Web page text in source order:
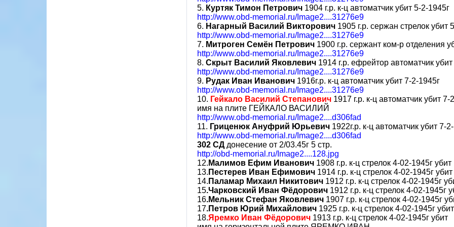
5. Куртяк Тимон Петрович 1904 г.р. к-ц автоматчик убит 5-2-1945г
http://www.obd-memorial.ru/Image2....31276e9
6. Нагарный Василий Викторович 1905 г.р. сержан стрелок убит
http://www.obd-memorial.ru/Image2....31276e9
7. Митроген Семён Петрович 1900 г.р. сержант ком-р отделения
http://www.obd-memorial.ru/Image2....31276e9
8. Скрыт Василий Яковлевич 1914 г.р. ефрейтор автоматчик убит
http://www.obd-memorial.ru/Image2....31276e9
9. Рудак Иван Иванович 1916г.р. к-ц автоматчик убит 7-2-1945г
http://www.obd-memorial.ru/Image2....31276e9
10. Гейкало Василий Степанович 1917 г.р. к-ц автоматчик убит 7-
имя на плите ГЕЙКАЛО ВАСИЛИЙ
http://www.obd-memorial.ru/Image2....d306fad
11. Гриценюк Ануфрий Юрьевич 1922г.р. к-ц автоматчик убит 7-
http://www.obd-memorial.ru/Image2....d306fad
302 СД донесение от 2/03.45г 5 стр.
http://obd-memorial.ru/Image2....128.jpg
12. Малимов Ефим Иванович 1908 г.р. к-ц стрелок 4-02-1945г убит
13. Пестерев Иван Ефимович 1914 г.р. к-ц стрелок 4-02-1945г убит
14. Паламар Михаил Никитович 1912 г.р. к-ц стрелок 4-02-1945г
15.Чарковский Иван Фёдорович 1912 г.р. к-ц стрелок 4-02-1945г
16.Мельник Стефан Яковлевич 1907 г.р. к-ц стрелок 4-02-1945г
17.Петров Юрий Михайлович 1925 г.р. к-ц стрелок 4-02-1945г убит
18.Яремко Иван Фёдорович 1913 г.р. к-ц стрелок 4-02-1945г убит